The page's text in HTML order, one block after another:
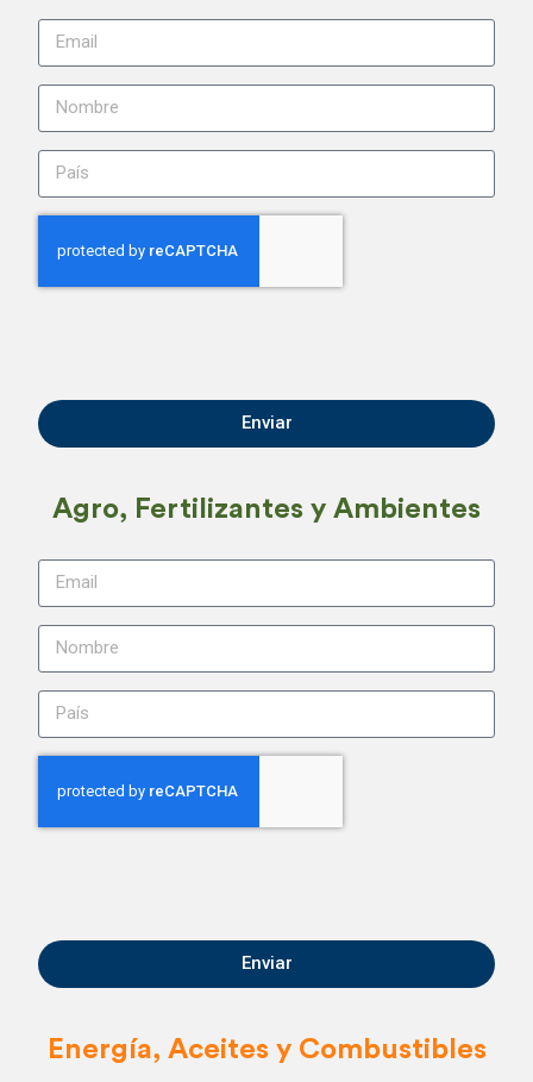
Enviar
Agro, Fertilizantes y Ambientes
Enviar
Energía, Aceites y Combustibles